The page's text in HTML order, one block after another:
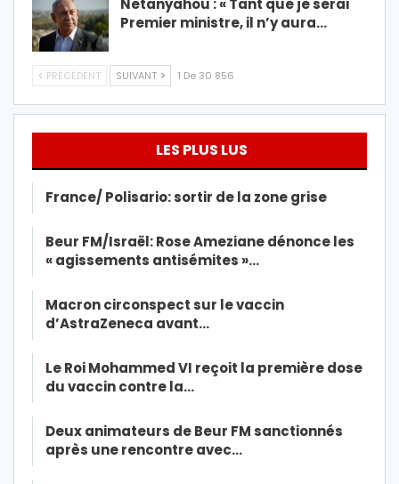
Netanyahou : « Tant que je serai
Premier ministre, il n’y aura…
PRÉCÉDENT SUIVANT 1 De 30 856
LES PLUS LUS
France/ Polisario: sortir de la zone grise
Beur FM/Israël: Rose Ameziane dénonce les
« agissements antisémites »…
Macron circonspect sur le vaccin
d’AstraZeneca avant…
Le Roi Mohammed VI reçoit la première dose
du vaccin contre la…
Deux animateurs de Beur FM sanctionnés
après une rencontre avec…